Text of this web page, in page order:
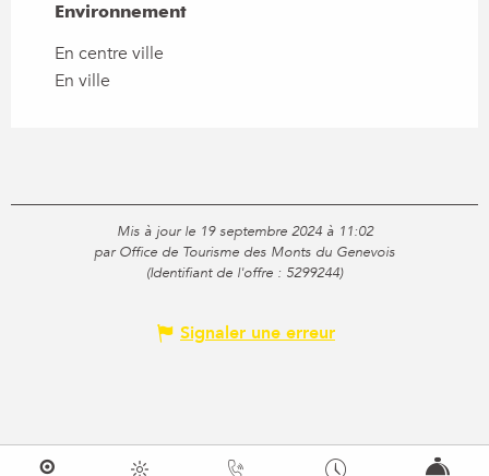
Environnement
Environnement
En centre ville
En ville
Mis à jour le 19 septembre 2024 à 11:02
par Office de Tourisme des Monts du Genevois
(Identifiant de l'offre : 5299244)
Signaler une erreur